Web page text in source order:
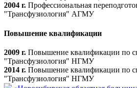
2004 г. Профессиональная
"Трансфузиология" АГМУ
Повышение квалификации
2009 г. Повышение квалификации по
"Трансфузиология" НГМУ
2014 г. Повышение квалификации по
"Трансфузиология" НГМУ